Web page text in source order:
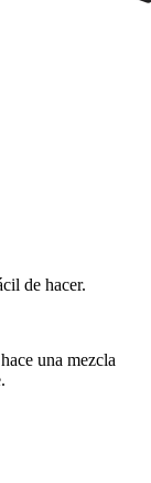
de hacer.
una mezcla